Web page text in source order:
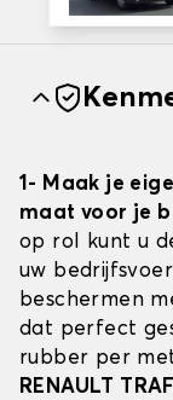
1- Maak je
maat voor je
op rol kunt u
uw
beschermen
dat perfect
rubber per
RENAULT